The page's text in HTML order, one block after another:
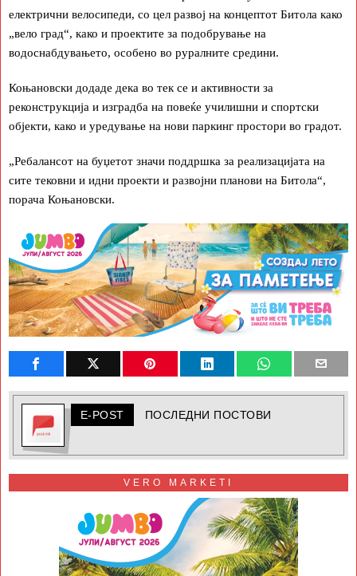
електрични велосипеди, со цел развој на концептот Битола како
„вело град“, како и проектите за подобрување на
водоснабдувањето, особено во руралните средини.
Коњановски додаде дека во тек се и активности за
реконструкција и изградба на повеќе училишни и спортски
објекти, како и уредување на нови паркинг простори во градот.
„Ребалансот на буџетот значи поддршка за реализацијата на
сите тековни и идни проекти и развојни планови на Битола“,
порача Коњановски.
E-POST ПОСЛЕДНИ ПОСТОВИ
VERO MARKETI